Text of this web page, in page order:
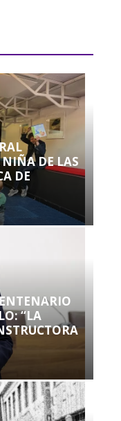
NIÑA DE LAS
DE
“LA